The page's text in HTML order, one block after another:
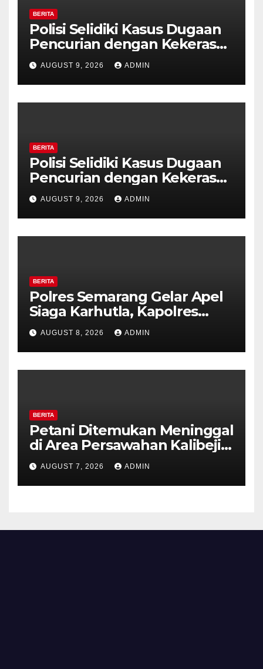
BERITA
Polisi Selidiki Kasus Dugaan
Pencurian dengan Kekerasan
di Counter HP Royal Phone
Ambarawa.
AUGUST 9, 2026 ADMIN
BERITA
Polisi Selidiki Kasus Dugaan
Pencurian dengan Kekerasan
di Counter HP Royal Phone
Ambarawa.
AUGUST 9, 2026 ADMIN
BERITA
Polres Semarang Gelar Apel
Siaga Karhutla, Kapolres
Tekankan Sinergi dan
Kesiapsiagaan Hadapi Musim
Kemarau.
AUGUST 8, 2026 ADMIN
BERITA
Petani Ditemukan Meninggal
di Area Persawahan Kalibeji,
Polisi Pastikan Tidak Ada
Tanda Kekerasan
AUGUST 7, 2026 ADMIN